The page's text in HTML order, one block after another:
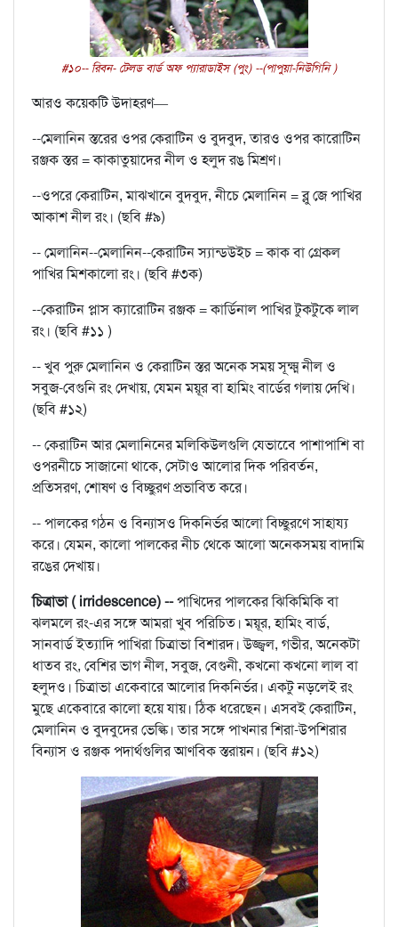
#১০-- রিবন- টেলড বার্ড অফ প্যারাডাইস (পুং) --(পাপুয়া-নিউগিনি )
আরও কয়েকটি উদাহরণ—
--মেলানিন স্তরের ওপর কেরাটিন ও বুদবুদ, তারও ওপর কারোটিন
রঞ্জক স্তর = কাকাতুয়াদের নীল ও হলুদ রঙ মিশ্রণ।
--ওপরে কেরাটিন, মাঝখানে বুদবুদ, নীচে মেলানিন = ব্লু জে পাখির
আকাশ নীল রং। (ছবি #৯)
-- মেলানিন--মেলানিন--কেরাটিন স্যান্ডউইচ = কাক বা গ্রেকল
পাখির মিশকালো রং। (ছবি #৩ক)
--কেরাটিন প্লাস ক্যারোটিন রঞ্জক = কার্ডিনাল পাখির টুকটুকে লাল
রং। (ছবি #১১ )
-- খুব পুরু মেলানিন ও কেরাটিন স্তর অনেক সময় সূক্ষ্ম নীল ও
সবুজ-বেগুনি রং দেখায়, যেমন ময়ূর বা হামিং বার্ডের গলায় দেখি।
(ছবি #১২)
-- কেরাটিন আর মেলানিনের মলিকিউলগুলি যেভাবেে পাশাপাশি বা
ওপরনীচে সাজানো থাকে, সেটাও আলোর দিক পরিবর্তন,
প্রতিসরণ, শোষণ ও বিচ্ছুরণ প্রভাবিত করে।
-- পালকের গঠন ও বিন্যাসও দিকনির্ভর আলো বিচ্ছুরণে সাহায্য
করে। যেমন, কালো পালকের নীচ থেকে আলো অনেকসময় বাদামি
রঙের দেখায়।
চিত্রাভা ( irridescence) --পাখিদের পালকের ঝিকিমিকি বা
ঝলমলে রং-এর সঙ্গে আমরা খুব পরিচিত। ময়ূর, হামিং বার্ড,
সানবার্ড ইত্যাদি পাখিরা চিত্রাভা বিশারদ। উজ্জ্বল, গভীর, অনেকটা
ধাতব রং, বেশির ভাগ নীল, সবুজ, বেগুনী, কখনো কখনো লাল বা
হলুদও। চিত্রাভা একেবারে আলোর দিকনির্ভর। একটু নড়লেই রং
মুছে একেবারে কালো হয়ে যায়। ঠিক ধরেছেন। এসবই কেরাটিন,
মেলানিন ও বুদবুদের ভেল্কি। তার সঙ্গে পাখনার শিরা-উপশিরার
বিন্যাস ও রঞ্জক পদার্থগুলির আণবিক স্তরায়ন। (ছবি #১২)